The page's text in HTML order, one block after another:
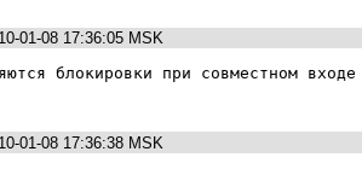
01-08 17:36:05 MSK
блокировки при совместном
01-08 17:36:38 MSK